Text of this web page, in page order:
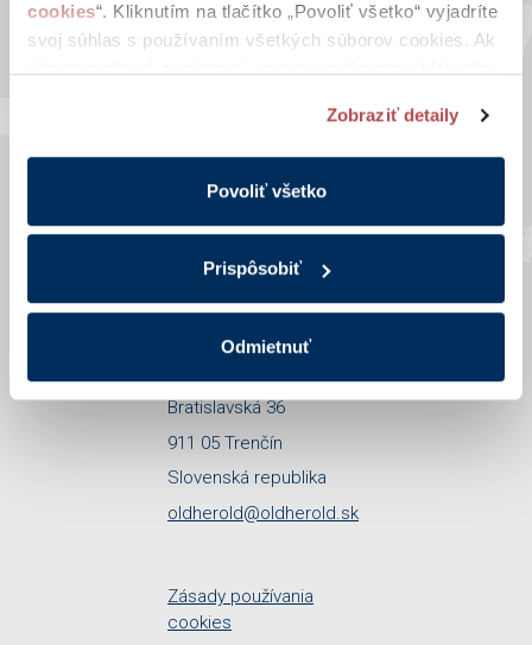
cookies“. Kliknutím na tlačítko „Povoliť všetko“ vyjadríte
svoj súhlas s používaním všetkých súborov cookies. Ak
Zobraziť detaily
Povoliť všetko
Prispôsobiť
Odmietnuť
Novinky
Kontakt
ADRESA
Bratislavská 36
911 05 Trenčín
Slovenská republika
oldherold@oldherold.sk
Zásady používania
cookies